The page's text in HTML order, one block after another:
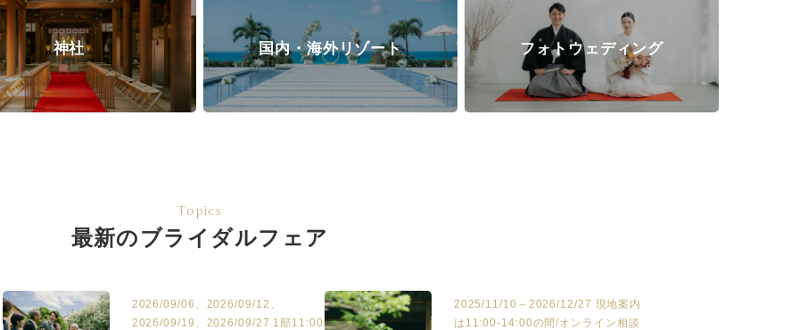
神社 国内・海外リゾート フォトウェディング
Topics
最新のブライダルフェア
2026/09/06、2026/09/12、
2026/09/19、2026/09/27 1部11:00
2025/11/10～2026/12/27 現地案内
は11:00-14:00の間/オンライン相談